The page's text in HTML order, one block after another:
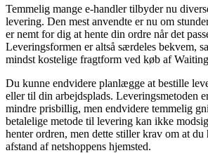
Temmelig mange e-handler tilbyder nu
levering. Den mest anvendte er nu om
er nemt for dig at hente din ordre når det
Leveringsformen er altså særdeles bekvem,
mindst kostelige fragtform ved køb af
Du kunne endvidere planlægge at bestille
eller til din arbejdsplads. Leveringsmetoden
mindre prisbillig, men endvidere temmelig
betalelige metode til levering kan ikke
henter ordren, men dette stiller krav om at
afstand af netshoppens hjemsted.